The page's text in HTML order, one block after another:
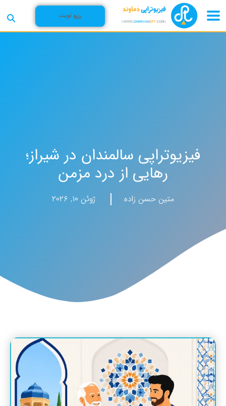
رزرو نوبت
فیزیوتراپی سالمندان در شیراز؛
رهایی از درد مزمن
متین حسن زاده ژوئن ۱۰, ۲۰۲۶